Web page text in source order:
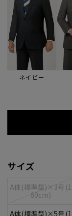
ネイビー
サイズ
A体(標準型)×3号(1
60cm)
A体(標準型)×5号(1